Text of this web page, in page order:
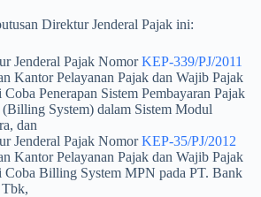
Direktur Jenderal Pajak ini:
Jenderal Pajak NomorKEP-339/PJ/2011
Kantor Pelayanan Pajak dan Wajib Pajak
Penerapan Sistem Pembayaran Pajak
System) dalam Sistem Modul
dan
Jenderal Pajak NomorKEP-35/PJ/2012
Kantor Pelayanan Pajak dan Wajib Pajak
Coba Billing System MPN pada PT. Bank